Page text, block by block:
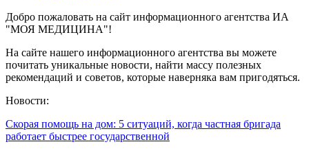
Добро пожаловать на сайт информационного агентства ИА
"МОЯ МЕДИЦИНА"!
На сайте нашего информационного агентства вы можете
почитать уникальные новости, найти массу полезных
рекомендаций и советов, которые наверняка вам пригодяться.
Новости:
Скорая помощь на дом: 5 ситуаций, когда частная бригада
работает быстрее государственной